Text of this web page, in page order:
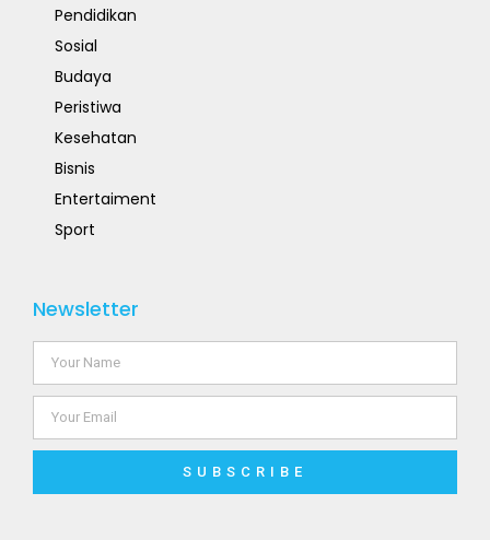
Pendidikan
Sosial
Budaya
Peristiwa
Kesehatan
Bisnis
Entertaiment
Sport
Newsletter
SUBSCRIBE